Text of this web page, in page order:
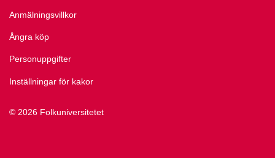
© 2026 Folkuniversitetet
Anmälningsvillkor
Ångra köp
Personuppgifter
Inställningar för kakor